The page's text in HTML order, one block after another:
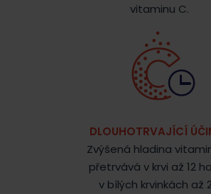
vitaminu C.
DLOUHOTRVAJÍCÍ
Zvýšená hladina
přetrvává v krvi až 12
v bílých krvinkách až